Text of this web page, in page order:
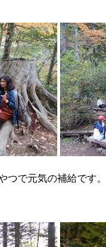
つで元気の補給です。